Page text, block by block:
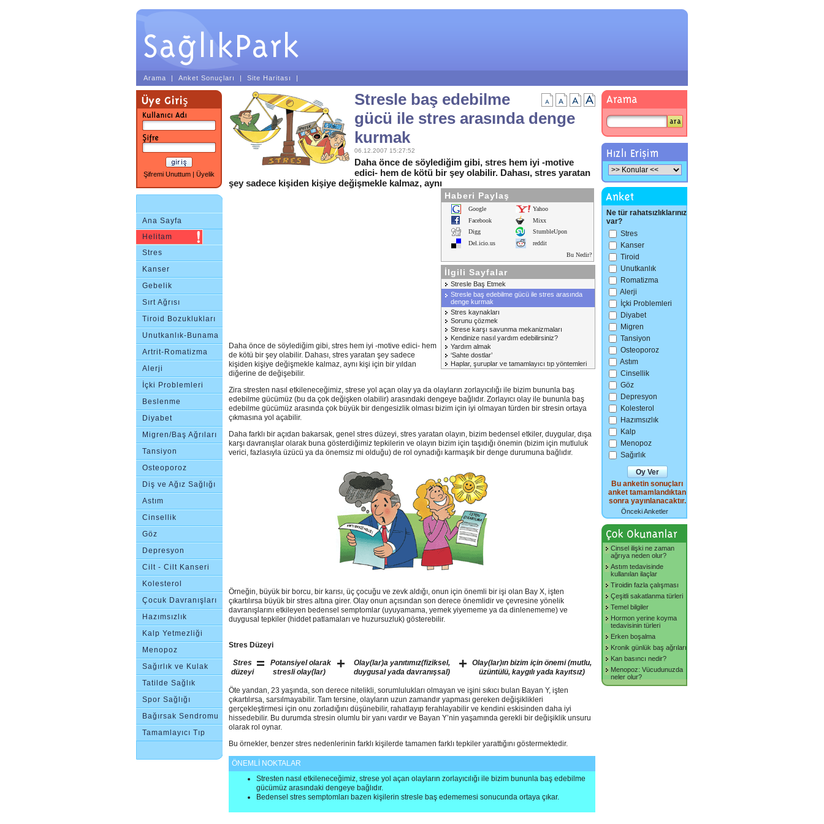
Arama | Anket Sonuçları | Site Haritası |
Şifremi Unuttum | Üyelik
Ana Sayfa
Helitam
Stres
Kanser
Gebelik
Sırt Ağrısı
Tiroid Bozuklukları
Unutkanlık-Bunama
Artrit-Romatizma
Alerji
İçki Problemleri
Beslenme
Bozuklukları
Diyabet
Migren/Baş Ağrıları
Tansiyon
Osteoporoz
Diş ve Ağız Sağlığı
Astım
Cinsellik
Göz
Depresyon
Cilt - Cilt Kanseri
Kolesterol
Çocuk Davranışları
Hazımsızlık
Kalp Yetmezliği
Menopoz
Sağırlık ve Kulak
Çınlaması
Tatilde Sağlık
Spor Sağlığı
Bağırsak Sendromu
Tamamlayıcı Tıp
Stresle baş edebilme
gücü ile stres arasında denge
kurmak
06.12.2007 15:27:52
Daha önce de söylediğim gibi, stres hem iyi -motive
edici- hem de kötü bir şey olabilir. Dahası, stres yaratan
şey sadece kişiden kişiye değişmekle kalmaz, aynı
Haberi Paylaş
Google
Yahoo
Facebook
Mixx
Digg
StumbleUpon
Del.icio.us
reddit
Bu Nedir?
İlgili Sayfalar
Stresle Baş Etmek
Stresle baş edebilme gücü ile stres arasında
denge kurmak
Stres kaynakları
Sorunu çözmek
Strese karşı savunma mekanizmaları
Kendinize nasıl yardım edebilirsiniz?
Yardım almak
‘Sahte dostlar’
Haplar, şuruplar ve tamamlayıcı tıp yöntemleri
Daha önce de söylediğim gibi, stres hem iyi -motive edici- hem
de kötü bir şey olabilir. Dahası, stres yaratan şey sadece
kişiden kişiye değişmekle kalmaz, aynı kişi için bir yıldan
diğerine de değişebilir.
Zira stresten nasıl etkileneceğimiz, strese yol açan olay ya da olayların zorlayıcılığı ile bizim bununla baş
edebilme gücümüz (bu da çok değişken olabilir) arasındaki dengeye bağlıdır. Zorlayıcı olay ile bununla baş
edebilme gücümüz arasında çok büyük bir dengesizlik olması bizim için iyi olmayan türden bir stresin ortaya
çıkmasına yol açabilir.
Daha farklı bir açıdan bakarsak, genel stres düzeyi, stres yaratan olayın, bizim bedensel etkiler, duygular, dışa
karşı davranışlar olarak buna gösterdiğimiz tepkilerin ve olayın bizim için taşıdığı önemin (bizim için mutluluk
verici, fazlasıyla üzücü ya da önemsiz mi olduğu) de rol oynadığı karmaşık bir denge durumuna bağlıdır.
Örneğin, büyük bir borcu, bir karısı, üç çocuğu ve zevk aldığı, onun için önemli bir işi olan Bay X, işten
çıkartılırsa büyük bir stres altına girer. Olay onun açısından son derece önemlidir ve çevresine yönelik
davranışlarını etkileyen bedensel semptomlar (uyuyamama, yemek yiyememe ya da dinlenememe) ve
duygusal tepkiler (hiddet patlamaları ve huzursuzluk) gösterebilir.
Stres Düzeyi
Stres
düzeyi
=
Potansiyel olarak
stresli olay(lar)
+
Olay(lar)a yanıtımız(fiziksel,
duygusal yada davranışsal)
+
Olay(lar)ın bizim için önemi (mutlu,
üzüntülü, kaygılı yada kayıtsız)
Öte yandan, 23 yaşında, son derece nitelikli, sorumlulukları olmayan ve işini sıkıcı bulan Bayan Y, işten
çıkartılırsa, sarsılmayabilir. Tam tersine, olayların uzun zamandır yapması gereken değişiklikleri
gerçekleştirmesi için onu zorladığını düşünebilir, rahatlayıp ferahlayabilir ve kendini eskisinden daha iyi
hissedebilir. Bu durumda stresin olumlu bir yanı vardır ve Bayan Y’nin yaşamında gerekli bir değişiklik unsuru
olarak rol oynar.
Bu örnekler, benzer stres nedenlerinin farklı kişilerde tamamen farklı tepkiler yarattığını göstermektedir.
ÖNEMLİ NOKTALAR
Stresten nasıl etkileneceğimiz, strese yol açan olayların zorlayıcılığı ile bizim bununla baş edebilme
gücümüz arasındaki dengeye bağlıdır.
Bedensel stres semptomları bazen kişilerin stresle baş edememesi sonucunda ortaya çıkar.
Ne tür rahatsızlıklarınız
var?
Stres
Kanser
Tiroid
Unutkanlık
Romatizma
Alerji
İçki Problemleri
Diyabet
Migren
Tansiyon
Osteoporoz
Astım
Cinsellik
Göz
Depresyon
Kolesterol
Hazımsızlık
Kalp
Menopoz
Sağırlık
Bu anketin sonuçları
anket tamamlandıktan
sonra yayınlanacaktır.
Önceki Anketler
Cinsel ilişki ne zaman
ağrıya neden olur?
Astım tedavisinde
kullanılan ilaçlar
Tiroidin fazla çalışması
Çeşitli sakatlanma türleri
Temel bilgiler
Hormon yerine koyma
tedavisinin türleri
Erken boşalma
Kronik günlük baş ağrıları
Kan basıncı nedir?
Menopoz: Vücudunuzda
neler olur?